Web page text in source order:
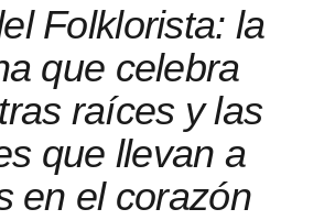
Folklorista: la
que celebra
raíces y las
que llevan a
en el corazón